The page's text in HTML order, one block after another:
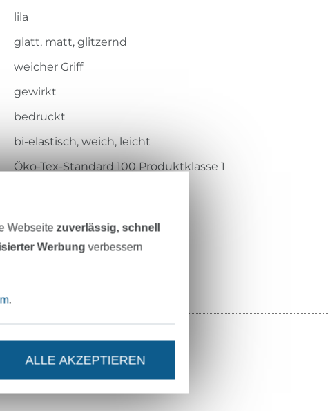
lila
glatt, matt, glitzernd
weicher Griff
gewirkt
bedruckt
bi-elastisch, weich, leicht
Öko-Tex-Standard 100 Produktklasse 1
5108-004
Webseitezuverlässig, schnell
Werbung verbessern
.
ALLE AKZEPTIEREN